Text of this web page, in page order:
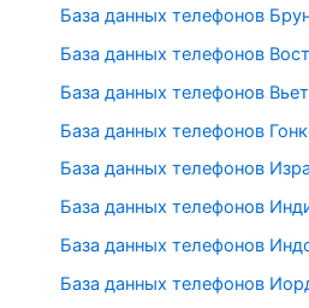
База данных телефонов
База данных телефонов
База данных телефонов
База данных телефонов
База данных телефонов
База данных телефонов
База данных телефонов
База данных телефонов